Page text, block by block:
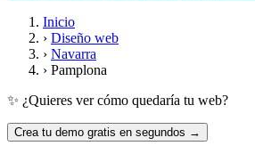
Inicio
› Diseño web
› Navarra
› Pamplona
✨ ¿Quieres ver cómo quedaría tu web?
Crea tu demo gratis en segundos →